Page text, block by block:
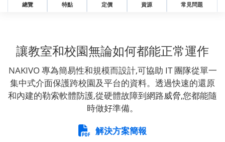
總覽 特點 定價 資源 常見問題
讓教室和校園無論如何都能正常運作
NAKIVO 專為簡易性和規模而設計,可協助 IT 團隊從單一
集中式介面保護跨校園及平台的資料。透過快速的還原
和內建的勒索軟體防護,從硬體故障到網路威脅,您都能隨
時做好準備。
解決方案簡報